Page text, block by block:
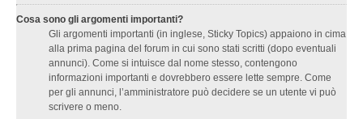
Cosa sono gli argomenti importanti?
Gli argomenti importanti (in inglese, Sticky Topics) appaiono in cima
alla prima pagina del forum in cui sono stati scritti (dopo eventuali
annunci). Come si intuisce dal nome stesso, contengono
informazioni importanti e dovrebbero essere lette sempre. Come
per gli annunci, l’amministratore può decidere se un utente vi può
scrivere o meno.